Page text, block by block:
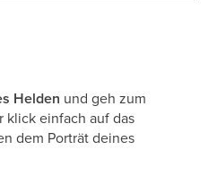
Helden und geh zum
klick einfach auf das
dem Porträt deines